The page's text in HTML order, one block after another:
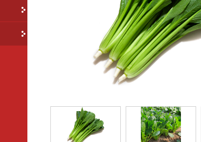
花の苗・種